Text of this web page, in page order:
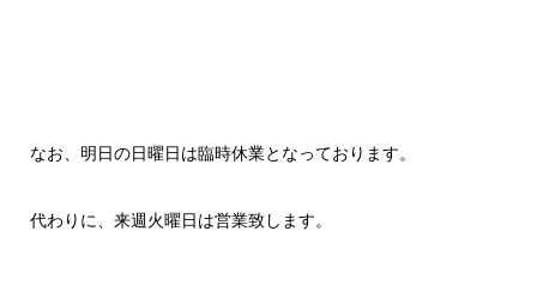
なお、明日の日曜日は臨時休業となっております。
代わりに、来週火曜日は営業致します。